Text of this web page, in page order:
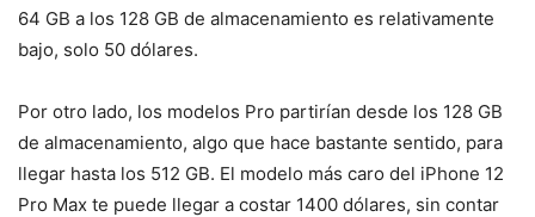
64 GB a los 128 GB de almacenamiento es relativamente
bajo, solo 50 dólares.
Por otro lado, los modelos Pro partirían desde los 128 GB
de almacenamiento, algo que hace bastante sentido, para
llegar hasta los 512 GB. El modelo más caro del iPhone 12
Pro Max te puede llegar a costar 1400 dólares, sin contar